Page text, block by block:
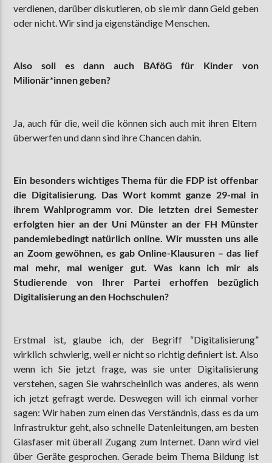
verdienen, darüber diskutieren, ob sie mir dann Geld geben
oder nicht. Wir sind ja eigenständige Menschen.
Also soll es dann auch BAföG für Kinder von
Milionär*innen geben?
Ja, auch für die, weil die können sich auch mit ihren Eltern
überwerfen und dann sind ihre Chancen dahin.
Ein besonders wichtiges Thema für die FDP ist offenbar
die Digitalisierung. Das Wort kommt ganze 29-mal in
ihrem Wahlprogramm vor. Die letzten drei Semester
erfolgten hier an der Uni Münster an der FH Münster
pandemiebedingt natürlich online. Wir mussten uns alle
an Zoom gewöhnen, es gab Online-Klausuren –das lief
mal mehr, mal weniger gut. Was kann ich mir als
Studierende von Ihrer Partei erhoffen bezüglich
Digitalisierung an den Hochschulen?
Erstmal ist, glaube ich, der Begriff “Digitalisierung”
wirklich schwierig, weil er nicht so richtig definiert ist. Also
wenn ich Sie jetzt frage, was sie unter Digitalisierung
verstehen, sagen Sie wahrscheinlich was anderes, als wenn
ich jetzt gefragt werde. Deswegen will ich einmal vorher
sagen: Wir haben zum einen das Verständnis, dass es da um
Infrastruktur geht, also schnelle Datenleitungen, am besten
Glasfaser mit überall Zugang zum Internet. Dann wird viel
über Geräte gesprochen. Gerade beim Thema Bildung ist